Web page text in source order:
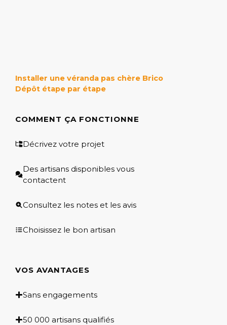
Installer une véranda pas chère Brico
Dépôt étape par étape
COMMENT ÇA FONCTIONNE
Décrivez votre projet
Des artisans disponibles vous
contactent
Consultez les notes et les avis
Choisissez le bon artisan
VOS AVANTAGES
Sans engagements
50 000 artisans qualifiés